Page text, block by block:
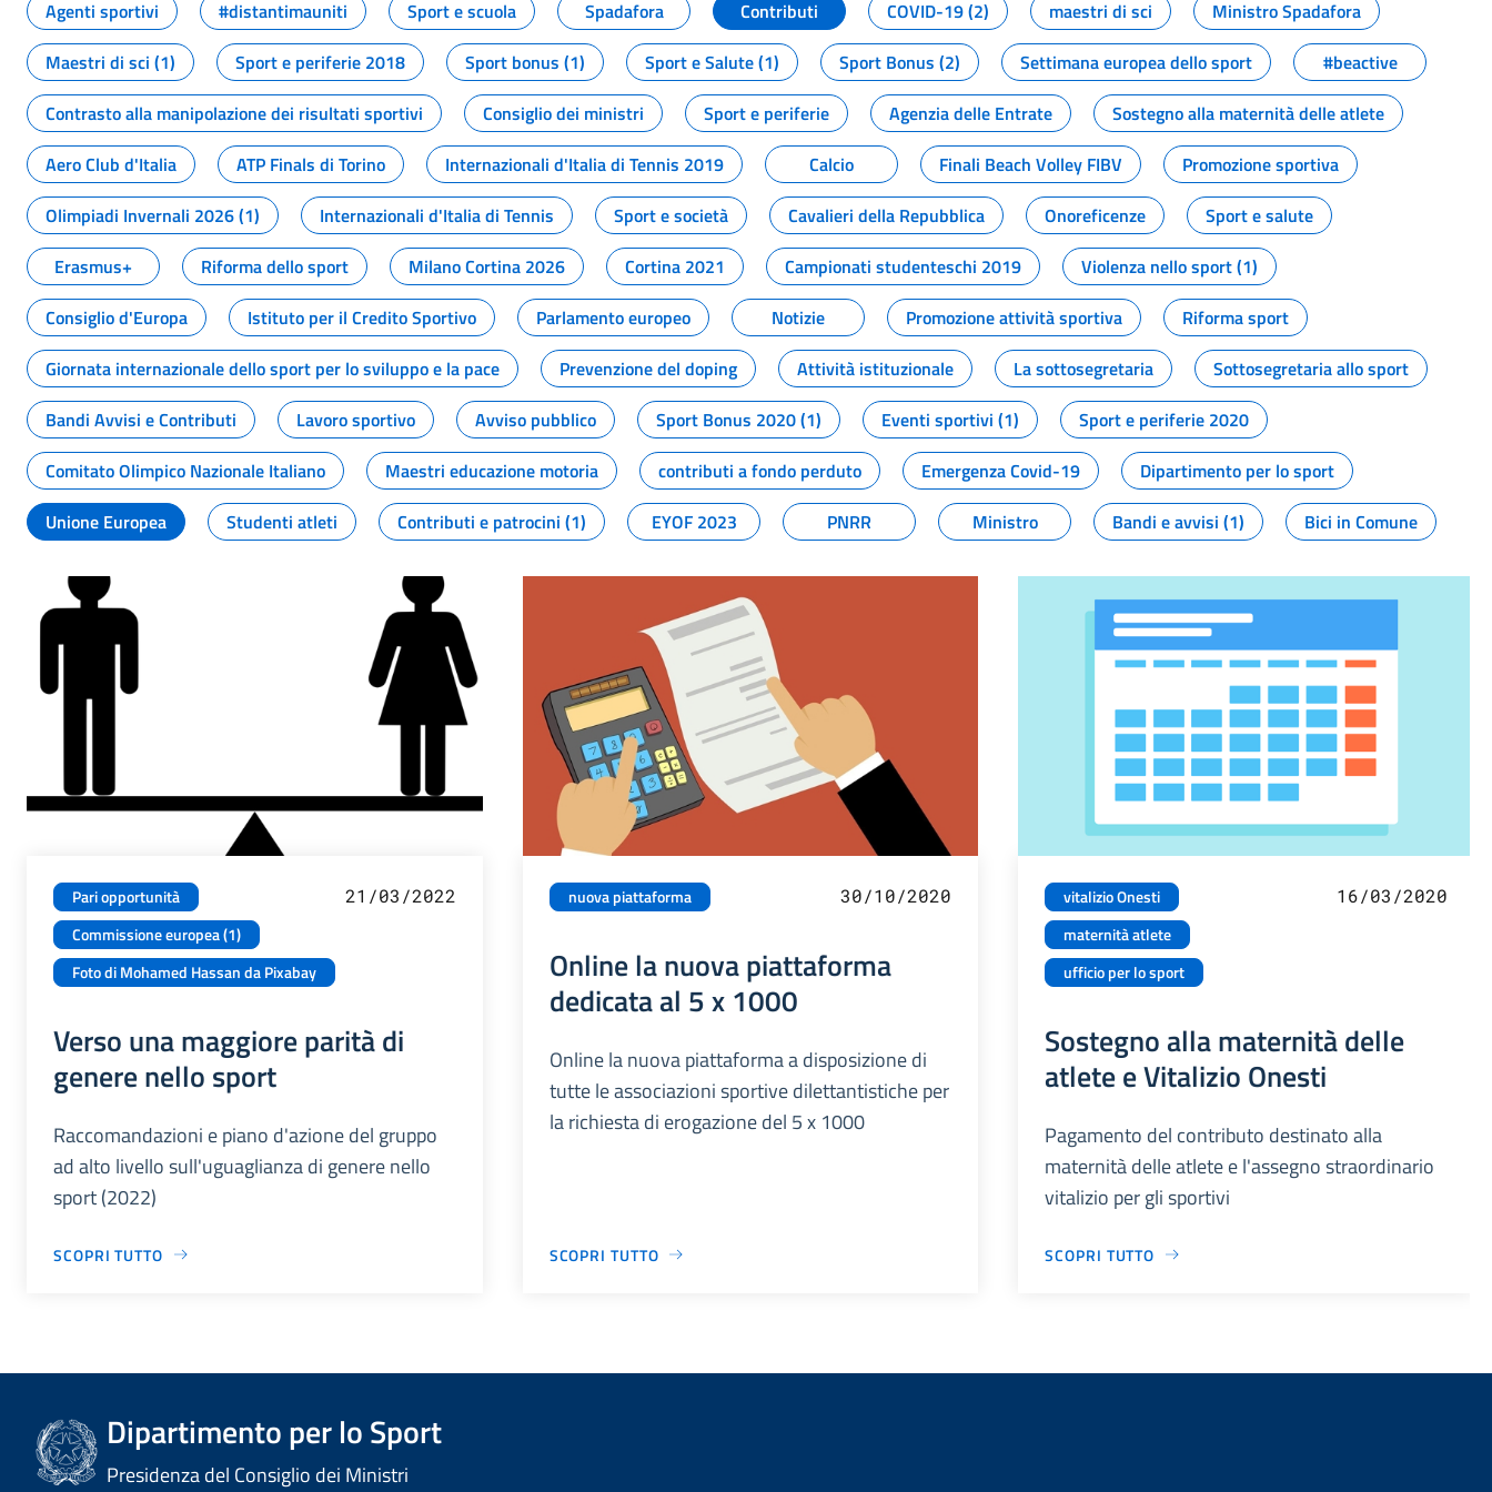
Agenti sportivi
#distantimauniti Sport e scuola Spadafora Contributi COVID-19 (2) maestri di sci
Ministro Spadafora
Maestri di sci (1)
Sport e periferie 2018 Sport bonus (1) Sport e Salute (1) Sport Bonus (2) Settimana europea dello sport
#beactive
Contrasto alla manipolazione dei risultati sportivi
Consiglio dei ministri Sport e periferie Agenzia delle Entrate
Sostegno alla maternità delle atlete
Aero Club d'Italia
ATP Finals di Torino Internazionali d'Italia di Tennis 2019 Calcio Finali Beach Volley FIBV
Promozione sportiva
Olimpiadi Invernali 2026 (1)
Internazionali d'Italia di Tennis Sport e società Cavalieri della Repubblica Onoreficenze
Sport e salute
Erasmus+
Riforma dello sport Milano Cortina 2026 Cortina 2021 Campionati studenteschi 2019
Violenza nello sport (1)
Consiglio d'Europa
Istituto per il Credito Sportivo Parlamento europeo Notizie Promozione attività sportiva
Riforma sport
Giornata internazionale dello sport per lo sviluppo e la pace
Prevenzione del doping Attività istituzionale La sottosegretaria
Sottosegretaria allo sport
Bandi Avvisi e Contributi
Lavoro sportivo Avviso pubblico Sport Bonus 2020 (1) Eventi sportivi (1)
Sport e periferie 2020
Comitato Olimpico Nazionale Italiano
Maestri educazione motoria contributi a fondo perduto Emergenza Covid-19
Dipartimento per lo sport
Unione Europea
Studenti atleti Contributi e patrocini (1) EYOF 2023 PNRR Ministro Bandi e avvisi (1) Bici in Comune
Pari opportunità
Commissione europea (1)
Foto di Mohamed Hassan da Pixabay
21/03/2022
Verso una maggiore parità di
genere nello sport
Raccomandazioni e piano d'azione del gruppo
ad alto livello sull'uguaglianza di genere nello
sport (2022)
SCOPRI TUTTO
nuova piattaforma 30/10/2020
Online la nuova piattaforma
dedicata al 5 x 1000
Online la nuova piattaforma a disposizione di
tutte le associazioni sportive dilettantistiche per
la richiesta di erogazione del 5 x 1000
SCOPRI TUTTO
vitalizio Onesti
maternità atlete
ufficio per lo sport
16/03/2020
Sostegno alla maternità delle
atlete e Vitalizio Onesti
Pagamento del contributo destinato alla
maternità delle atlete e l'assegno straordinario
vitalizio per gli sportivi
SCOPRI TUTTO
Dipartimento per lo Sport
Presidenza del Consiglio dei Ministri